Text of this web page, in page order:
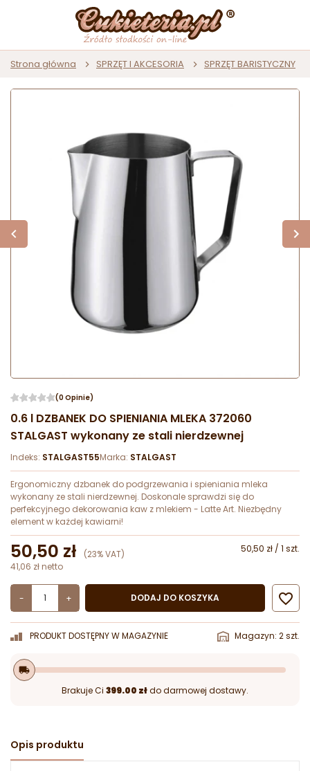
Strona główna SPRZĘT I AKCESORIA SPRZĘT BARISTYCZNY
(0 Opinie)
0.6 l DZBANEK DO SPIENIANIA MLEKA 372060
STALGAST wykonany ze stali nierdzewnej
Indeks: STALGAST55Marka: STALGAST
Ergonomiczny dzbanek do podgrzewania i spieniania mleka
wykonany ze stali nierdzewnej. Doskonale sprawdzi się do
perfekcyjnego dekorowania kaw z mlekiem - Latte Art. Niezbędny
element w każdej kawiarni!
50,50 zł (23% VAT)
50,50 zł / 1 szt.
41,06 zł netto
- + DODAJ DO KOSZYKA 
PRODUKT DOSTĘPNY W MAGAZYNIE Magazyn: 2 szt.
local_shipping
Brakuje Ci 399.00 złdo darmowej dostawy.
Opis produktu